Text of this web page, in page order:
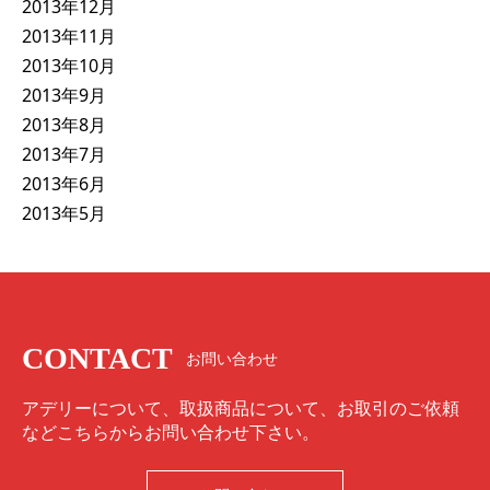
2013年12月
2013年11月
2013年10月
2013年9月
2013年8月
2013年7月
2013年6月
2013年5月
CONTACT お問い合わせ
アデリーについて、取扱商品について、お取引のご依頼
などこちらからお問い合わせ下さい。